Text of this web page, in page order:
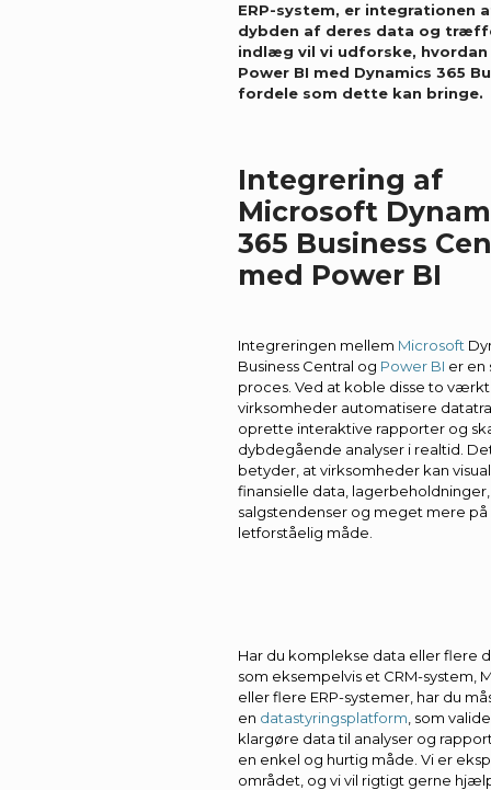
ERP-system, er integrationen
dybden af deres data og
indlæg vil vi udforske,
Power BI med Dynamics 365
fordele som dette kan bringe.
Integrering af
Microsoft
365 Business
med Power BI
Integreringen mellem Microsoft
Business Central og Power BI er en
proces. Ved at koble disse to
virksomheder automatisere
oprette interaktive rapporter og
dybdegående analyser i realtid.
betyder, at virksomheder kan
finansielle data, lagerbeholdninger,
salgstendenser og meget mere på
letforståelig måde.
Har du komplekse data eller flere
som eksempelvis et CRM-system,
eller flere ERP-systemer, har du
en datastyringsplatform , som
klargøre data til analyser og
en enkel og hurtig måde. Vi er
området, og vi vil rigtigt gerne